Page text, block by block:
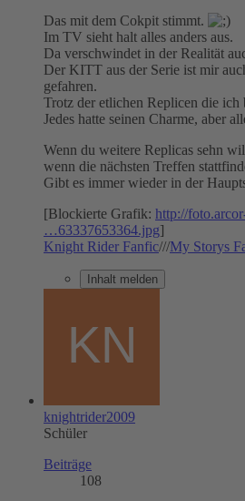
Das mit dem Cokpit stimmt.
Im TV sieht halt alles anders aus.
Da verschwindet in der Realität
Der KITT aus der Serie ist mir
gefahren.
Trotz der etlichen Replicen die ich
Jedes hatte seinen Charme, aber
Wenn du weitere Replicas sehn
wenn die nächsten Treffen
Gibt es immer wieder in der
[Blockierte Grafik: http://
…63337653364.jpg]
Knight Rider Fanfic///My Storys
Inhalt melden
knightrider2009
Schüler
Beiträge
108